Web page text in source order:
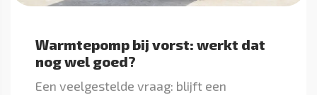
Warmtepomp bij vorst: werkt dat
nog wel goed?
Een veelgestelde vraag: blijft een